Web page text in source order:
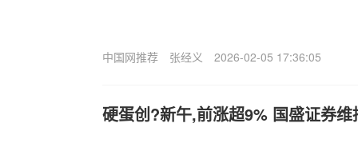
中国网推荐 张经义 2026-02-05 17:36:05
硬蛋创?新午,前涨超9% 国盛证券维